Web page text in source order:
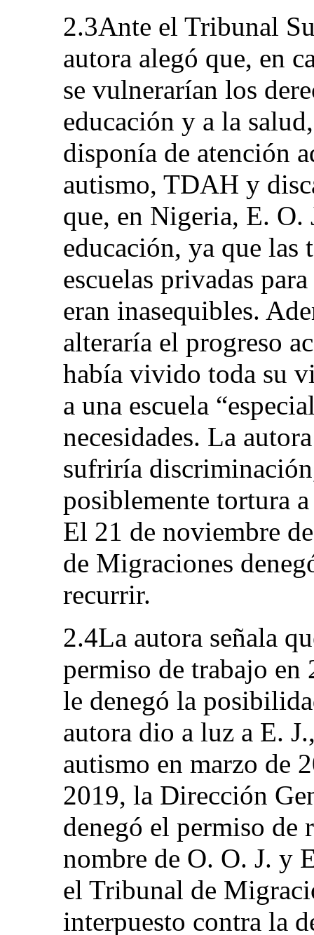
2.3Ante el Tribunal
autora alegó que, en
se vulnerarían los
educación y a la
disponía de atención
autismo, TDAH y
que, en Nigeria, E. O.
educación, ya que las
escuelas privadas
eran inasequibles.
alteraría el progreso
había vivido toda su
a una escuela
necesidades. La
sufriría
posiblemente tortura
El 21 de noviembre
de Migraciones
recurrir.
2.4La autora señala
permiso de trabajo en
le denegó la
autora dio a luz a E.
autismo en marzo de
2019, la Dirección
denegó el permiso de
nombre de O. O. J. y
el Tribunal de
interpuesto contra la